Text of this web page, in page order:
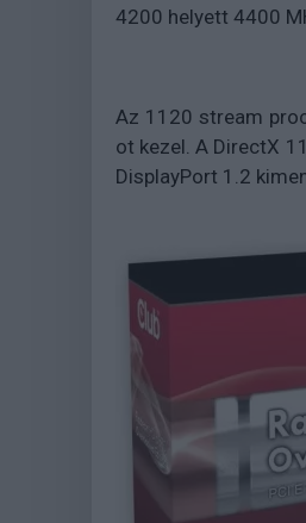
4200 helyett 4400
Az 1120 stream
ot kezel. A DirectX
DisplayPort 1.2